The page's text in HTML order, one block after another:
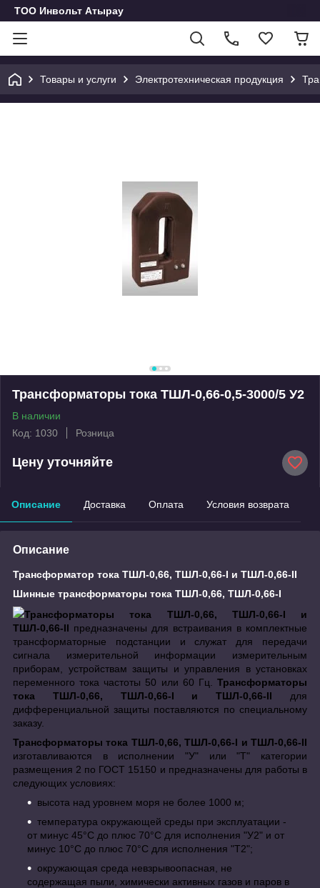
ТОО Инвольт Атырау
Товары и услуги Электротехническая продукция
Трансформаторы тока ТШЛ-0,66-0,5-3000/5 У2
В наличии
Код: 1030
Розница
Цену уточняйте
Описание Доставка Оплата Условия возврата
Описание
Трансформатор тока ТШЛ-0,66, ТШЛ-0,66-I и ТШЛ-0,66-II
Шинные трансформаторы тока ТШЛ-0,66, ТШЛ-0,66-I
Трансформаторы тока ТШЛ-0,66, ТШЛ-0,66-I и
ТШЛ-0,66-II предназначены для встраивания в комплектные
трансформаторные подстанции и служат для передачи
сигнала измерительной информации измерительным
приборам, устройствам защиты и управления в установках
переменного тока частоты 50 или 60 Гц. Трансформаторы
тока ТШЛ-0,66, ТШЛ-0,66-I и ТШЛ-0,66-II для
дифференциальной защиты поставляются по специальному
заказу.
Трансформаторы тока ТШЛ-0,66, ТШЛ-0,66-I и ТШЛ-0,66-II
изготавливаются в исполнении "У" или "Т" категории
размещения 2 по ГОСТ 15150 и предназначены для работы в
следующих условиях:
высота над уровнем моря не более 1000 м;
температура окружающей среды при эксплуатации -
от минус 45°C до плюс 70°C для исполнения "У2" и от
минус 10°C до плюс 70°C для исполнения "Т2";
окружающая среда невзрывоопасная, не
содержащая пыли, химически активных газов и паров в